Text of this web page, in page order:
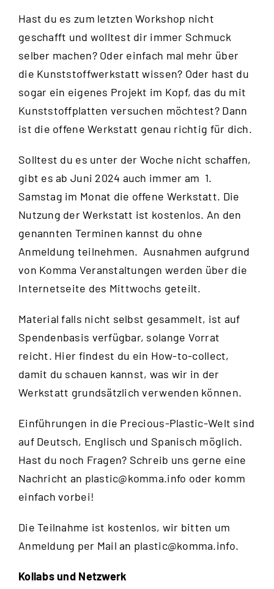
Hast du es zum letzten Workshop nicht
geschafft und wolltest dir immer Schmuck
selber machen? Oder einfach mal mehr über
die Kunststoffwerkstatt wissen? Oder hast du
sogar ein eigenes Projekt im Kopf, das du mit
Kunststoffplatten versuchen möchtest? Dann
ist die offene Werkstatt genau richtig für dich.
Solltest du es unter der Woche nicht schaffen,
gibt es ab Juni 2024 auch immer am 1.
Samstag im Monat die offene Werkstatt. Die
Nutzung der Werkstatt ist kostenlos. An den
genannten Terminen kannst du ohne
Anmeldung teilnehmen. Ausnahmen aufgrund
von Komma Veranstaltungen werden über die
Internetseite des Mittwochs geteilt.
Material falls nicht selbst gesammelt, ist auf
Spendenbasis verfügbar, solange Vorrat
reicht. Hier findest du ein How-to-collect,
damit du schauen kannst, was wir in der
Werkstatt grundsätzlich verwenden können.
Einführungen in die Precious-Plastic-Welt sind
auf Deutsch, Englisch und Spanisch möglich.
Hast du noch Fragen? Schreib uns gerne eine
Nachricht an plastic@komma.info oder komm
einfach vorbei!
Die Teilnahme ist kostenlos, wir bitten um
Anmeldung per Mail an plastic@komma.info.
Kollabs und Netzwerk